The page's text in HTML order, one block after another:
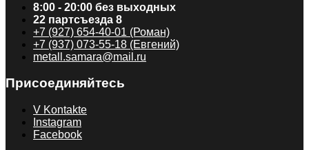
8:00 - 20:00 без выходных
22 партсъезда 8
+7 (927) 654-40-01 (Роман)
+7 (937) 073-55-18 (Евгений)
metall.samara@mail.ru
Присоединяйтесь
V Kontakte
Instagram
Facebook